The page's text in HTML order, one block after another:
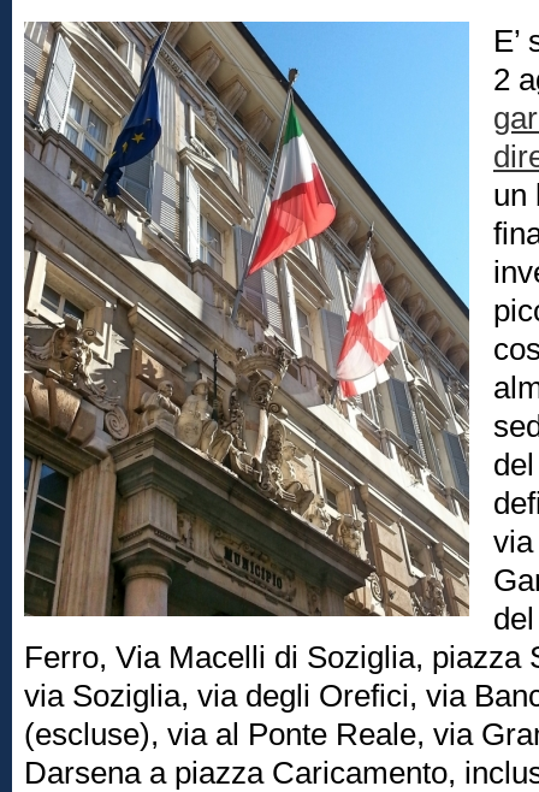
E’
2
un
Ferro, Via Macelli di Soziglia, piazza
via Soziglia, via degli Orefici, via
(escluse), via al Ponte Reale, via
Darsena a piazza Caricamento,